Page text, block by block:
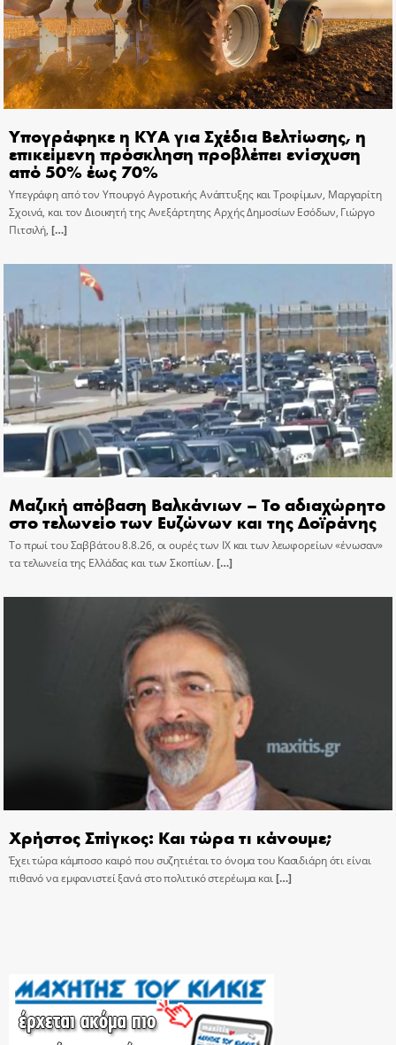
Υπογράφηκε η ΚΥΑ για Σχέδια Βελτίωσης, η
επικείμενη πρόσκληση προβλέπει ενίσχυση
από 50% έως 70%
Υπεγράφη από τον Υπουργό Αγροτικής Ανάπτυξης και Τροφίμων, Μαργαρίτη
Σχοινά, και τον Διοικητή της Ανεξάρτητης Αρχής Δημοσίων Εσόδων, Γιώργο
Πιτσιλή, […]
Μαζική απόβαση Βαλκάνιων – Το αδιαχώρητο
στο τελωνείο των Ευζώνων και της Δοϊράνης
Το πρωί του Σαββάτου 8.8.26, οι ουρές των ΙΧ και των λεωφορείων «ένωσαν»
τα τελωνεία της Ελλάδας και των Σκοπίων.[…]
Χρήστος Σπίγκος: Και τώρα τι κάνουμε;
Έχει τώρα κάμποσο καιρό που συζητιέται το όνομα του Κασιδιάρη ότι είναι
πιθανό να εμφανιστεί ξανά στο πολιτικό στερέωμα και[…]